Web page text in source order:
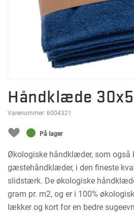
Håndklæde
Varenummer: 6004321
På lager
Økologiske håndklæder, som også
gæstehåndklæder, i den fineste
slidstærk. De økologiske
gram pr. m2, og er i 100%
lækker og kort for en bedre